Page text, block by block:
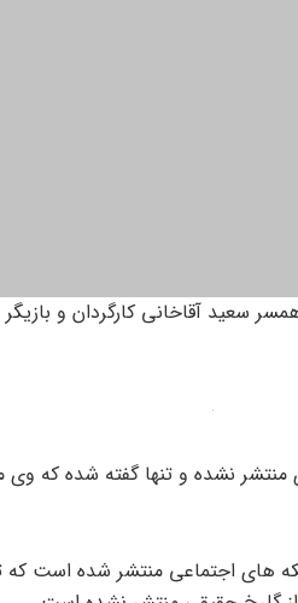
سعید آقاخانی کارگردان و
نشده و تنها گفته شده که وی
اجتماعی منتشر شده است که